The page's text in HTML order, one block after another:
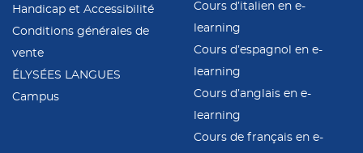
Handicap et Accessibilité
Conditions générales de
vente
ÉLYSÉES LANGUES
Campus
Cours d’italien en e-
learning
Cours d’espagnol en e-
learning
Cours d’anglais en e-
learning
Cours de français en e-